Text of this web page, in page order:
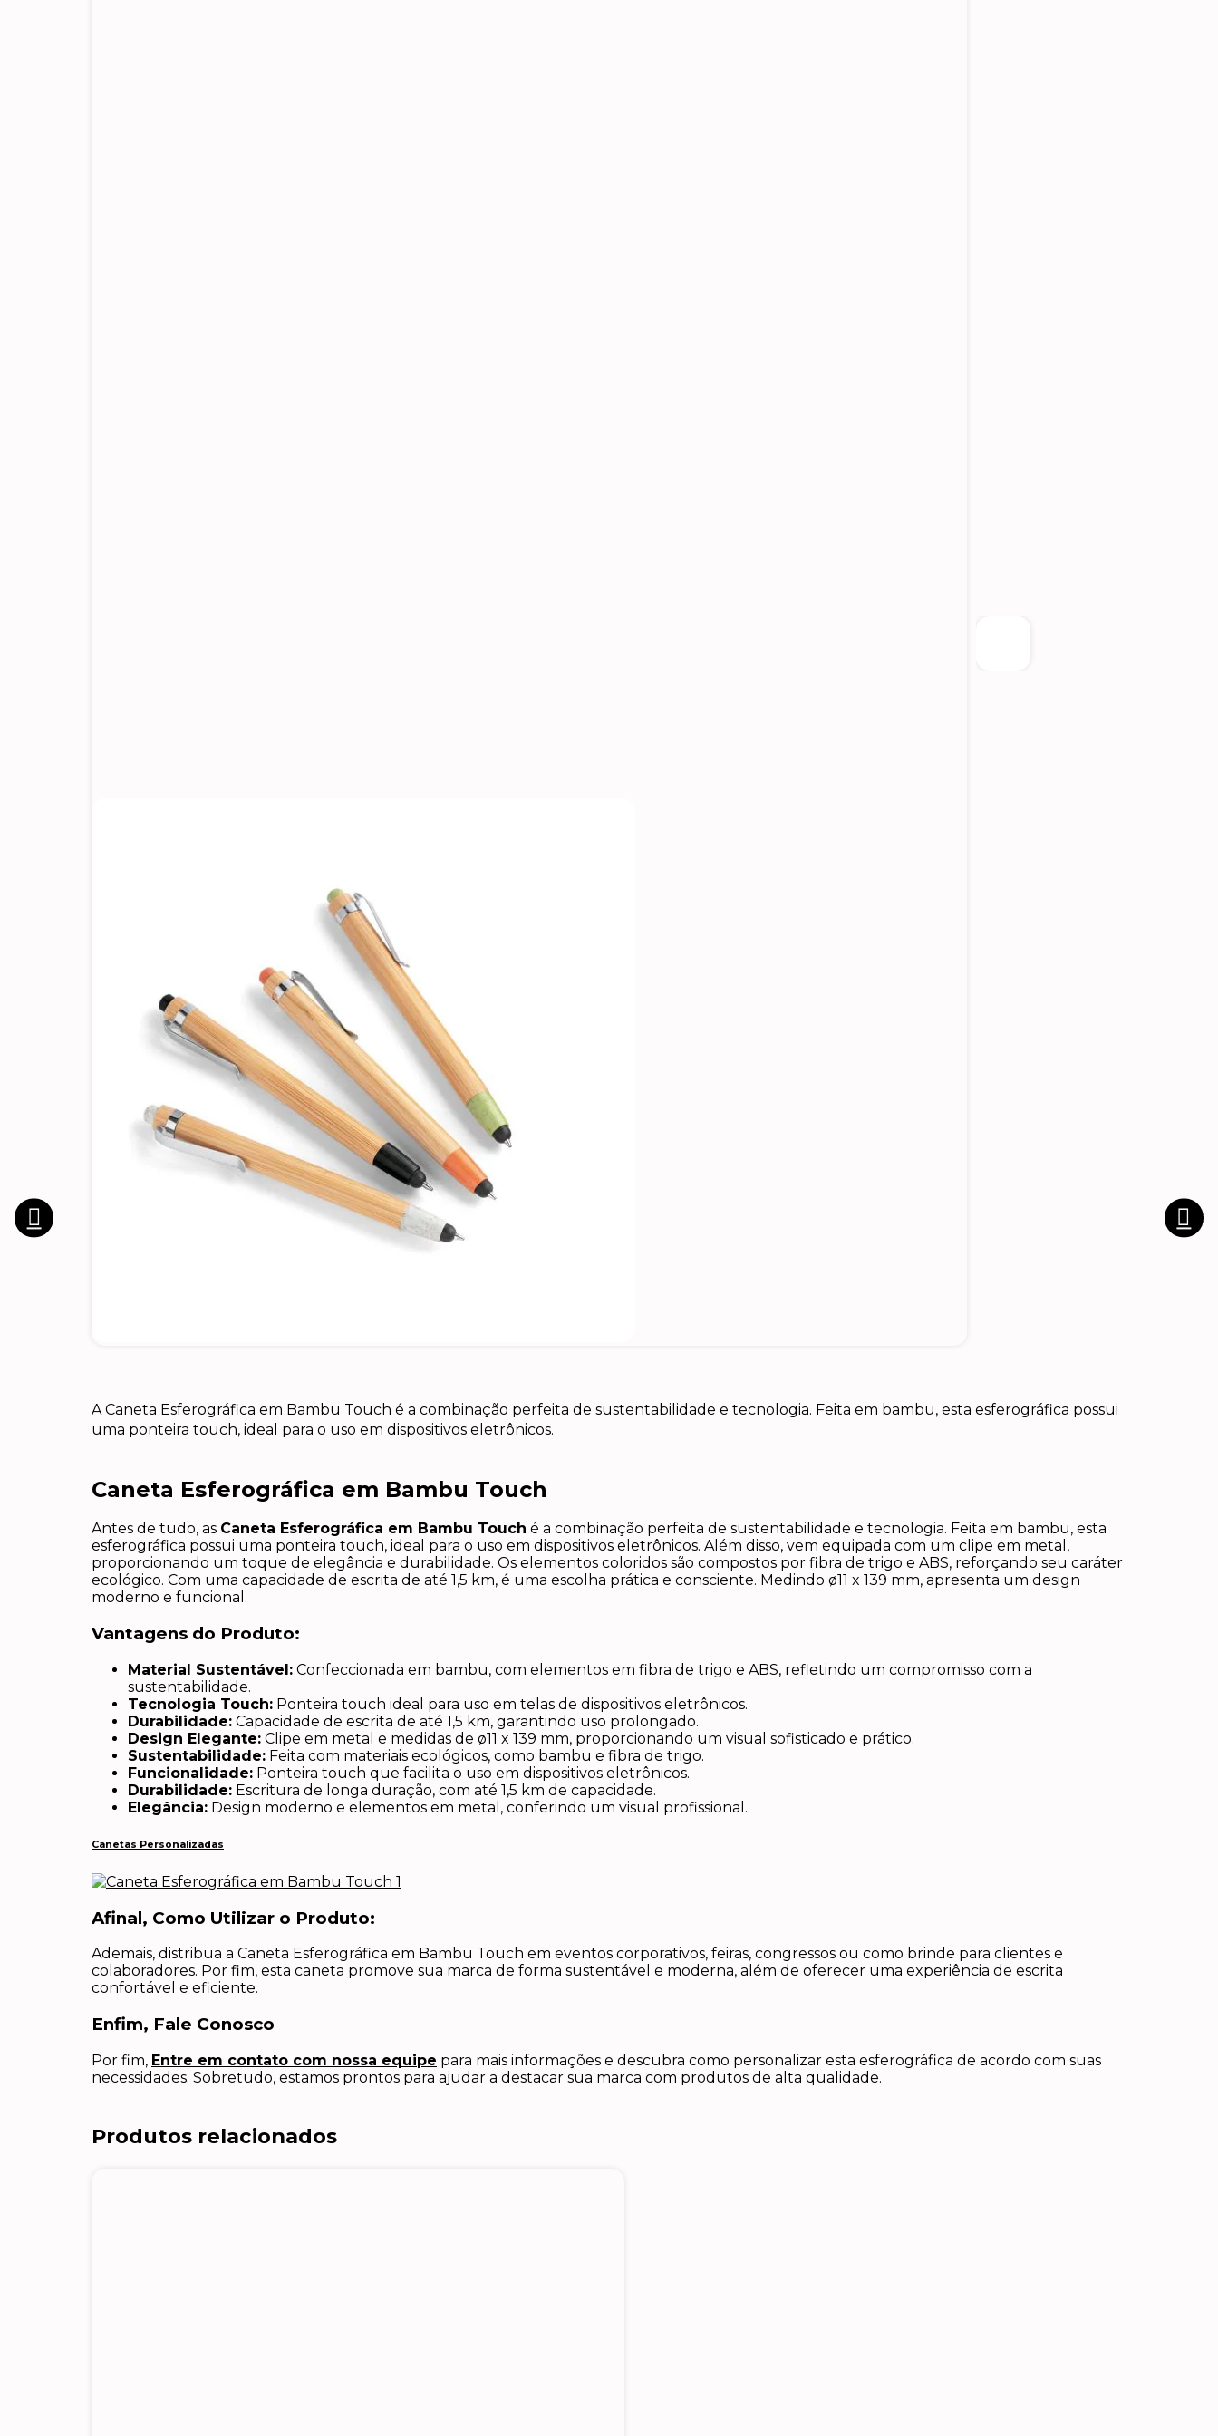
A Caneta Esferográfica em Bambu Touch é a combinação perfeita de sustentabilidade e tecnologia. Feita em bambu, esta esferográfica possui
uma ponteira touch, ideal para o uso em dispositivos eletrônicos.
Caneta Esferográfica em Bambu Touch
Antes de tudo, as Caneta Esferográfica em Bambu Touch é a combinação perfeita de sustentabilidade e tecnologia. Feita em bambu, esta
esferográfica possui uma ponteira touch, ideal para o uso em dispositivos eletrônicos. Além disso, vem equipada com um clipe em metal,
proporcionando um toque de elegância e durabilidade. Os elementos coloridos são compostos por fibra de trigo e ABS, reforçando seu caráter
ecológico. Com uma capacidade de escrita de até 1,5 km, é uma escolha prática e consciente. Medindo ø11 x 139 mm, apresenta um design
moderno e funcional.
Vantagens do Produto:
Material Sustentável: Confeccionada em bambu, com elementos em fibra de trigo e ABS, refletindo um compromisso com a
sustentabilidade.
Tecnologia Touch: Ponteira touch ideal para uso em telas de dispositivos eletrônicos.
Durabilidade: Capacidade de escrita de até 1,5 km, garantindo uso prolongado.
Design Elegante: Clipe em metal e medidas de ø11 x 139 mm, proporcionando um visual sofisticado e prático.
Sustentabilidade: Feita com materiais ecológicos, como bambu e fibra de trigo.
Funcionalidade: Ponteira touch que facilita o uso em dispositivos eletrônicos.
Durabilidade: Escritura de longa duração, com até 1,5 km de capacidade.
Elegância: Design moderno e elementos em metal, conferindo um visual profissional.
Canetas Personalizadas
Afinal, Como Utilizar o Produto:
Ademais, distribua a Caneta Esferográfica em Bambu Touch em eventos corporativos, feiras, congressos ou como brinde para clientes e
colaboradores. Por fim, esta caneta promove sua marca de forma sustentável e moderna, além de oferecer uma experiência de escrita
confortável e eficiente.
Enfim, Fale Conosco
Por fim, Entre em contato com nossa equipe para mais informações e descubra como personalizar esta esferográfica de acordo com suas
necessidades. Sobretudo, estamos prontos para ajudar a destacar sua marca com produtos de alta qualidade.
Produtos relacionados